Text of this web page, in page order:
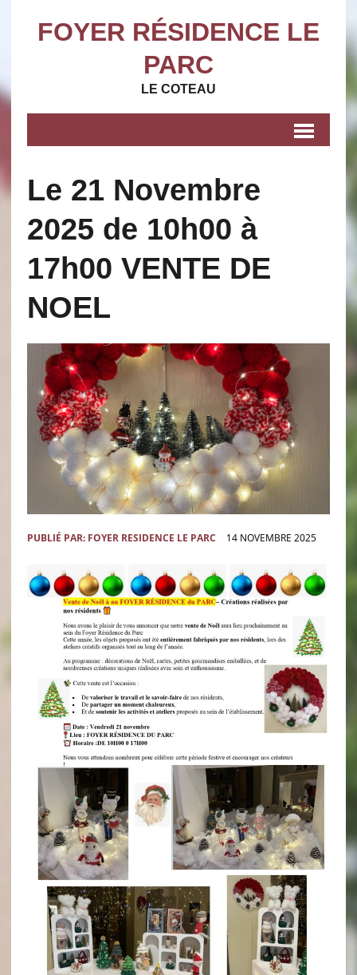
FOYER RÉSIDENCE LE
PARC
LE COTEAU
Le 21 Novembre
2025 de 10h00 à
17h00 VENTE DE
NOEL
PUBLIÉ PAR: FOYER RESIDENCE LE PARC 14 NOVEMBRE 2025